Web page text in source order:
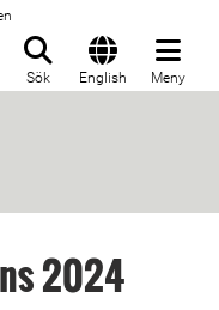
Sök English Meny
2024